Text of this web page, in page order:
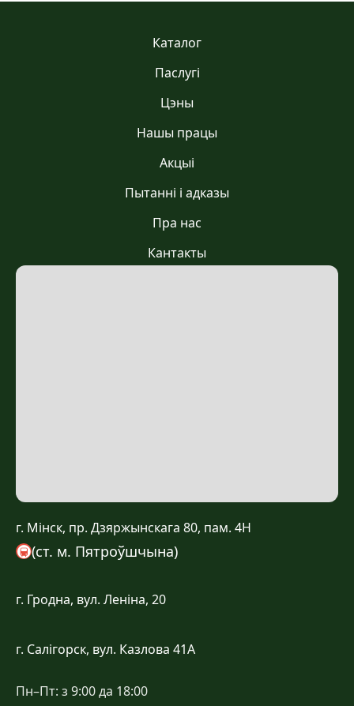
Каталог
Паслугі
Цэны
Нашы працы
Акцыі
Пытанні і адказы
Пра нас
Кантакты
г. Мінск, пр. Дзяржынскага 80, пам. 4Н
🚇(ст. м. Пятроўшчына)
г. Гродна, вул. Леніна, 20
г. Салігорск, вул. Казлова 41А
Пн–Пт: з 9:00 да 18:00